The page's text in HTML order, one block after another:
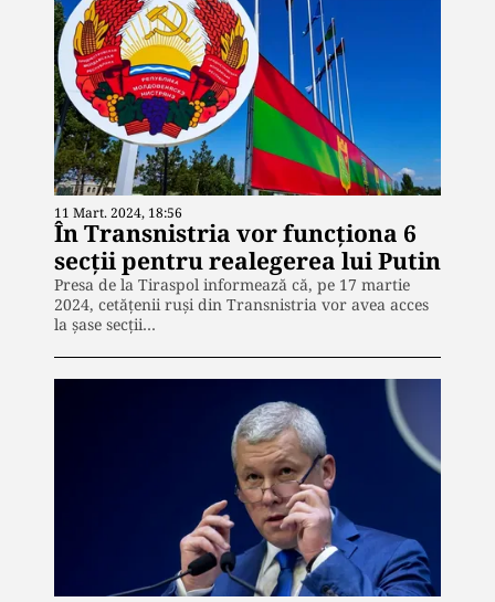
11 Mart. 2024, 18:56
În Transnistria vor funcționa 6
secții pentru realegerea lui Putin
Presa de la Tiraspol informează că, pe 17 martie
2024, cetățenii ruși din Transnistria vor avea acces
la șase secții…